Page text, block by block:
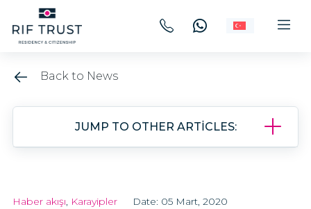
Back to News
JUMP TO OTHER ARTICLES:
Haber akışı, Karayipler Date: 05 Mart, 2020